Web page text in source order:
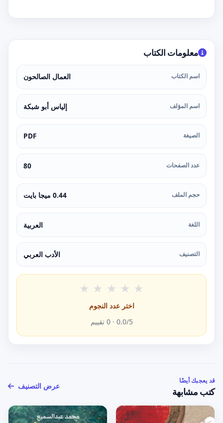
معلومات الكتاب
اسم الكتاب العمال الصالحون
اسم المؤلف إلياس أبو شبكة
الصيغة PDF
عدد الصفحات 80
حجم الملف 0.44 ميجا بايت
اللغة العربية
التصنيف الأدب العربي
★ ★ ★ ★ ★
اختر عدد النجوم
0.0/5 ·
0 تقييم
قد يعجبك أيضًا
كتب مشابهة
عرض التصنيف